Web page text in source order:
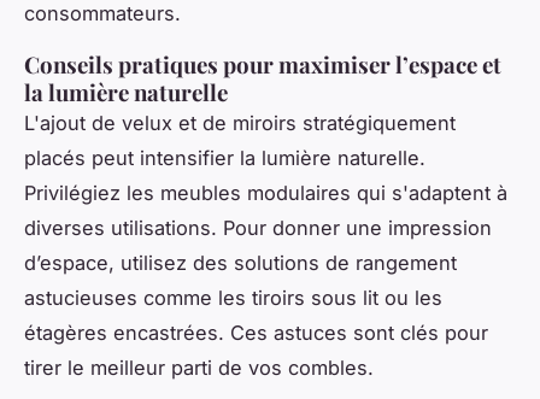
consommateurs.
Conseils pratiques pour maximiser l’espace et
la lumière naturelle
L'ajout de velux et de miroirs stratégiquement
placés peut intensifier la lumière naturelle.
Privilégiez les meubles modulaires qui s'adaptent à
diverses utilisations. Pour donner une impression
d’espace, utilisez des solutions de rangement
astucieuses comme les tiroirs sous lit ou les
étagères encastrées. Ces astuces sont clés pour
tirer le meilleur parti de vos combles.